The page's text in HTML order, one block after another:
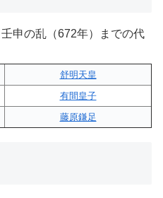
申の乱（672年）までの代
舒明天皇
有間皇子
藤原鎌足